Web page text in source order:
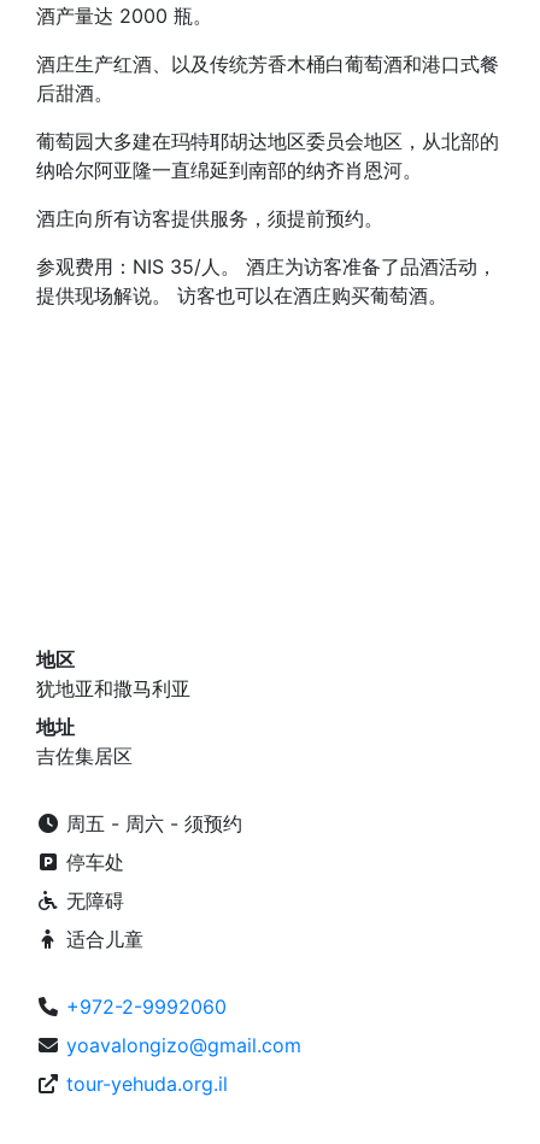
酒产量达 2000 瓶。
酒庄生产红酒、以及传统芳香木桶白葡萄酒和港口式餐
后甜酒。
葡萄园大多建在玛特耶胡达地区委员会地区，从北部的
纳哈尔阿亚隆一直绵延到南部的纳齐肖恩河。
酒庄向所有访客提供服务，须提前预约。
参观费用：NIS 35/人。 酒庄为访客准备了品酒活动，
提供现场解说。 访客也可以在酒庄购买葡萄酒。
地区
犹地亚和撒马利亚
地址
吉佐集居区
周五 - 周六 - 须预约
停车处
无障碍
适合儿童
+972-2-9992060
yoavalongizo@gmail.com
tour-yehuda.org.il